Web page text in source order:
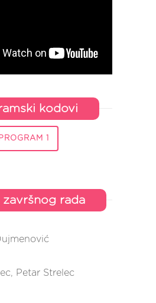
kodovi
PROGRAM 1
rada
Petar Strelec